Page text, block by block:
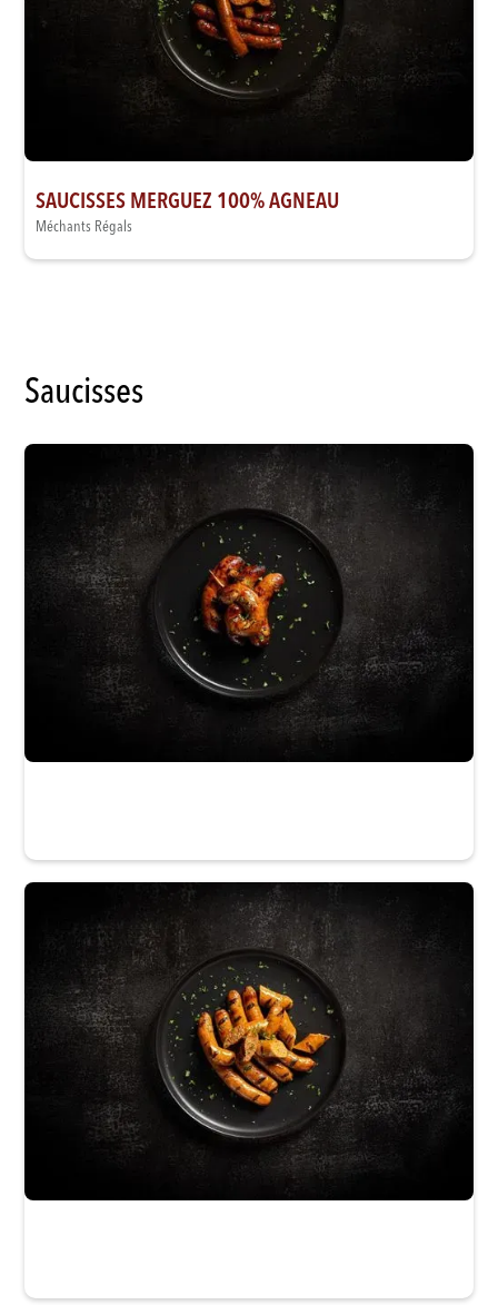
SAUCISSES MERGUEZ 100% AGNEAU
Méchants Régals
Saucisses
La Maison du Gibier